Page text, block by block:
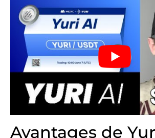
Avantages de